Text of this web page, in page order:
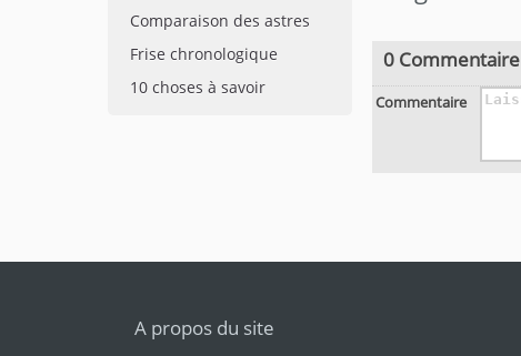
Comparaison des astres
Frise chronologique
10 choses à savoir
0 Commentaire
Commentaire
A propos du site